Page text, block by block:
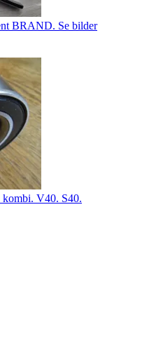
BRAND. Se bilder
V40. S40.